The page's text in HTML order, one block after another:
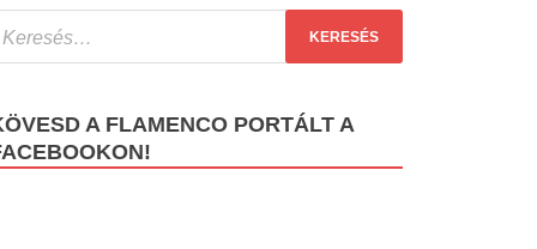
A FLAMENCO PORTÁLT A